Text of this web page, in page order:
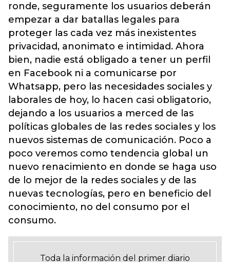
ronde, seguramente los usuarios deberán
empezar a dar batallas legales para
proteger las cada vez más inexistentes
privacidad, anonimato e intimidad. Ahora
bien, nadie está obligado a tener un perfil
en Facebook ni a comunicarse por
Whatsapp, pero las necesidades sociales y
laborales de hoy, lo hacen casi obligatorio,
dejando a los usuarios a merced de las
políticas globales de las redes sociales y los
nuevos sistemas de comunicación. Poco a
poco veremos como tendencia global un
nuevo renacimiento en donde se haga uso
de lo mejor de la redes sociales y de las
nuevas tecnologías, pero en beneficio del
conocimiento, no del consumo por el
consumo.
Toda la información del primer diario